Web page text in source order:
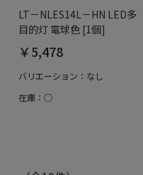
LT－NLES14L－HN LED多
目的灯 電球色 [1個]
￥5,478
バリエーション：なし
在庫：○